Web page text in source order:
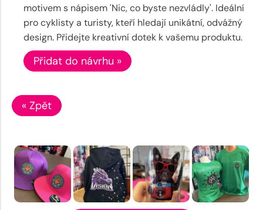
motivem s nápisem 'Nic, co byste nezvládly'. Ideální
pro cyklisty a turisty, kteří hledají unikátní, odvážný
design. Přidejte kreativní dotek k vašemu produktu.
Přidat do návrhu »
« Zpět